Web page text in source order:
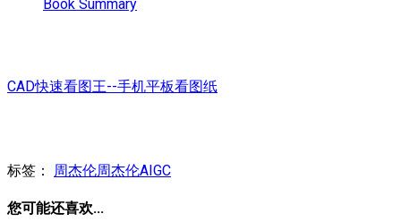
Book Summary
CAD快速看图王--手机平板看图纸
标签： 周杰伦周杰伦AIGC
您可能还喜欢...